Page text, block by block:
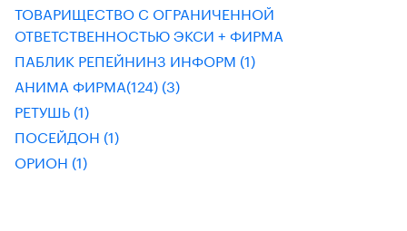
ТОВАРИЩЕСТВО С ОГРАНИЧЕННОЙ
ОТВЕТСТВЕННОСТЬЮ ЭКСИ + ФИРМА
ПАБЛИК РЕПЕЙНИНЗ ИНФОРМ (1)
АНИМА ФИРМА(124) (3)
РЕТУШЬ (1)
ПОСЕЙДОН (1)
ОРИОН (1)